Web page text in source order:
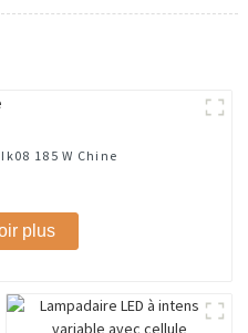
185 W Chine
plus